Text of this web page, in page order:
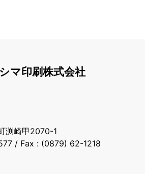
マ印刷株式会社
渕崎甲2070-1
/ Fax : (0879) 62-1218